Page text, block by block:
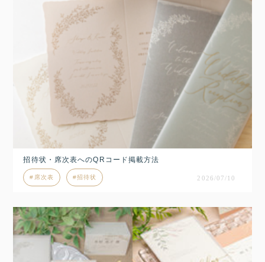
招待状・席次表へのQRコード掲載方法
席次表 招待状 2026/07/10